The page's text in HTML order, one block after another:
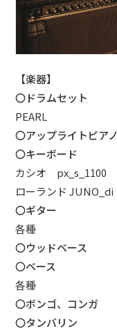
【楽器】
〇ドラムセット
PEARL
〇アップライトピアノ
〇キーボード
カシオ px_s_1100
ローランド JUNO_di
〇ギター
各種
〇ウッドベース
〇ベース
各種
〇ボンゴ、コンガ
〇タンバリン